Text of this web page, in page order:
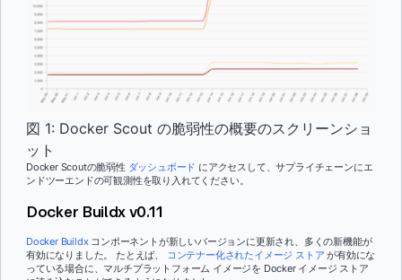
図 1: Docker Scout の脆弱性の概要のスクリーンショ
ット
Docker Scoutの脆弱性 ダッシュボード にアクセスして、サプライチェーンにエ
ンドツーエンドの可観測性を取り入れてください。
Docker Buildx v0.11
Docker Buildxコンポーネントが新しいバージョンに更新され、多くの新機能が
有効になりました。 たとえば、 コンテナー化されたイメージ ストア が有効にな
っている場合に、マルチプラットフォーム イメージを Docker イメージ ストア